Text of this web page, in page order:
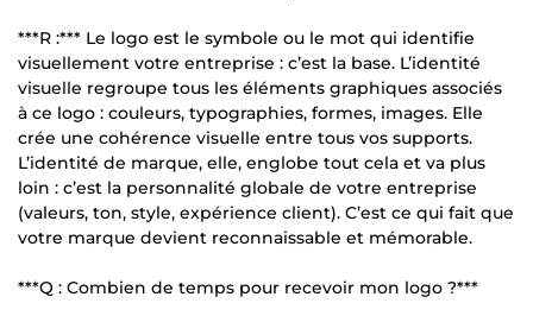
***R :*** Le logo est le symbole ou le mot qui identifie
visuellement votre entreprise : c’est la base. L’identité
visuelle regroupe tous les éléments graphiques associés
à ce logo : couleurs, typographies, formes, images. Elle
crée une cohérence visuelle entre tous vos supports.
L’identité de marque, elle, englobe tout cela et va plus
loin : c’est la personnalité globale de votre entreprise
(valeurs, ton, style, expérience client). C’est ce qui fait que
votre marque devient reconnaissable et mémorable.
***Q : Combien de temps pour recevoir mon logo ?***